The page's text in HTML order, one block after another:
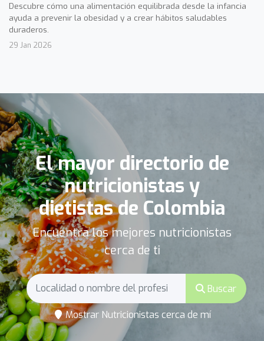
Descubre cómo una alimentación equilibrada desde la infancia
ayuda a prevenir la obesidad y a crear hábitos saludables
duraderos.
29 Jan 2026
El mayor directorio de
nutricionistas y
dietistas de Colombia
Encuentra los mejores nutricionistas
cerca de ti
Buscar
Mostrar Nutricionistas cerca de mí